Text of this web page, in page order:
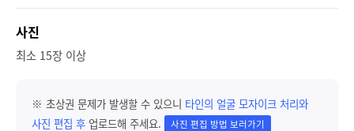
사진
최소 15장 이상
※ 초상권 문제가 발생할 수 있으니 타인의 얼굴 모자이크 처리와
사진 편집 후 업로드해 주세요. 사진 편집 방법 보러가기